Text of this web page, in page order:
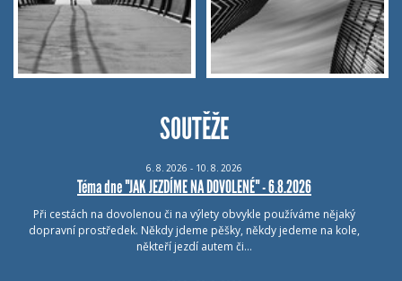
SOUTĚŽE
6. 8. 2026 - 10. 8. 2026
Téma dne "JAK JEZDÍME NA DOVOLENÉ" - 6.8.2026
Při cestách na dovolenou či na výlety obvykle používáme nějaký
dopravní prostředek. Někdy jdeme pěšky, někdy jedeme na kole,
někteří jezdí autem či…